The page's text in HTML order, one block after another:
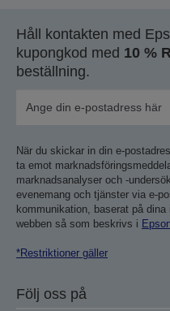
Håll kontakten med
kupongkod med 10 %
beställning.
När du skickar in din e-
ta emot
marknadsanalyser och -
evenemang och tjänster via e-
kommunikation, baserat på
webben så som beskrivs i
*Restriktioner gäller
Följ oss på